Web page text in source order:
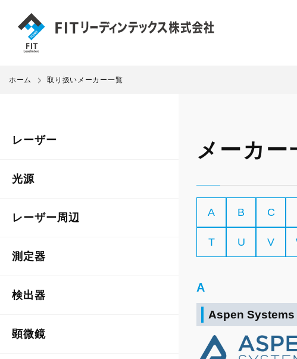
ホーム 取り扱いメーカー一覧
レーザー
光源
レーザー周辺
測定器
検出器
顕微鏡
メーカー
A B C
T U V
A
Aspen Systems